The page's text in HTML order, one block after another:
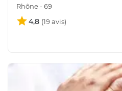
Rhône - 69
4,8